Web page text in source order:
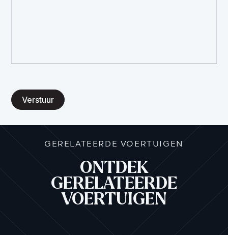
Verstuur
GERELATEERDE VOERTUIGEN
ONTDEK
GERELATEERDE
VOERTUIGEN